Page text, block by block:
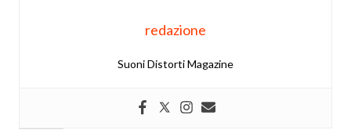
redazione
Suoni Distorti Magazine